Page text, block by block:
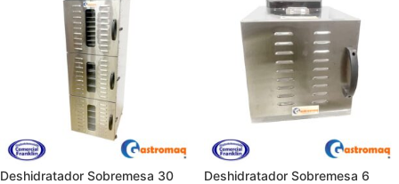
Deshidratador Sobremesa 30
Deshidratador Sobremesa 6